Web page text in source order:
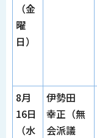
（金
曜
日）
8月
16日
（水
伊勢田
幸正（無
会派議